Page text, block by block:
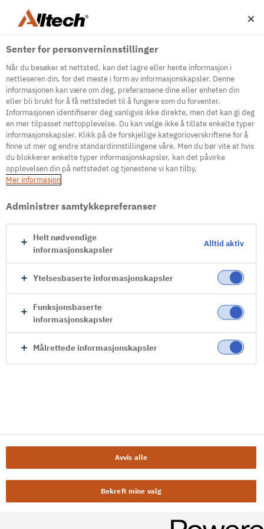
500
Internal Error Server
It seems we're experiencing some technical
difficulties. Try refreshing the page or go to the
Senter for personverninnstillinger
Når du besøker et nettsted, kan det lagre eller hente informasjon i
nettleseren din, for det meste i form av informasjonskapsler. Denne
informasjonen kan være om deg, preferansene dine eller enheten din
eller bli brukt for å få nettstedet til å fungere som du forventer.
Informasjonen identifiserer deg vanligvis ikke direkte, men det kan gi deg
en mer tilpasset nettopplevelse. Du kan velge ikke å tillate enkelte typer
informasjonskapsler. Klikk på de forskjellige kategorioverskriftene for å
finne ut mer og endre standardinnstillingene våre. Men du bør vite at hvis
du blokkerer enkelte typer informasjonskapsler, kan det påvirke
opplevelsen din på nettstedet og tjenestene vi kan tilby.
Mer informasjon
Administrer samtykkepreferanser
Helt nødvendige
informasjonskapsler
Alltid aktiv
Ytelsesbaserte informasjonskapsler
Funksjonsbaserte
informasjonskapsler
Målrettede informasjonskapsler
Avvis alle
Bekreft mine valg